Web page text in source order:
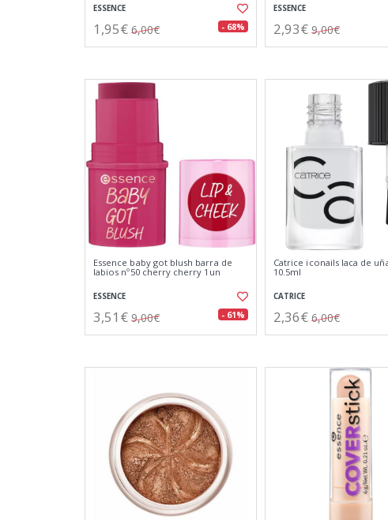
ESSENCE
1,95€ 6,00€ - 68%
ESSENCE
2,93€ 9,00€
Essence baby got blush barra de
labios nº50 cherry cherry 1un
ESSENCE
3,51€ 9,00€ - 61%
Catrice iconails laca de
10.5ml
CATRICE
2,36€ 6,00€